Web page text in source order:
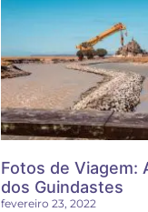
Fotos de Viagem:
dos Guindastes
fevereiro 23, 2022